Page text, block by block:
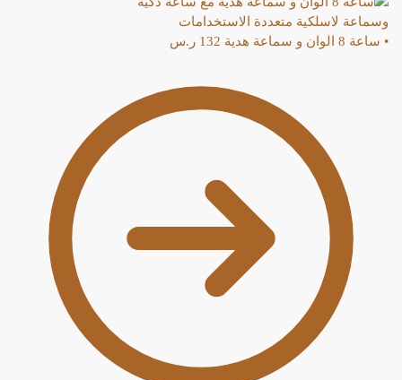
• ساعة 8 الوان و سماعة هدية 132 ر.س